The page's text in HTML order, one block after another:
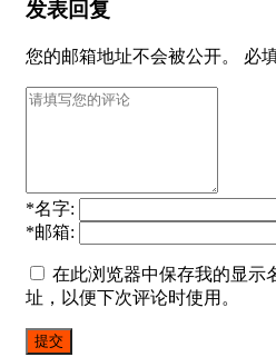
发表回复
您的邮箱地址不会被公开。 必
*名字:
*邮箱:
在此浏览器中保存我的显示
址，以便下次评论时使用。